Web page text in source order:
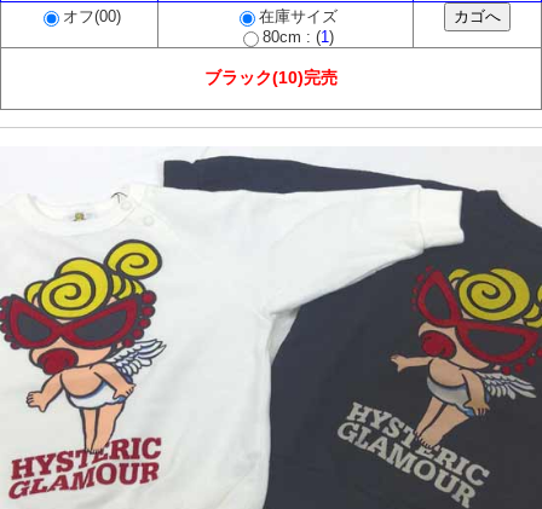
オフ(00)
在庫サイズ
80cm : (1)
ブラック(10)完売